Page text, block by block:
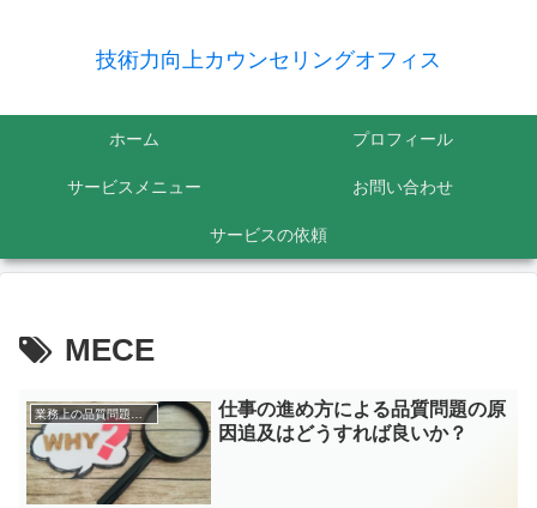
技術力向上カウンセリングオフィス
ホーム プロフィール
サービスメニュー お問い合わせ
サービスの依頼
MECE
仕事の進め方による品質問題の原
因追及はどうすれば良いか？